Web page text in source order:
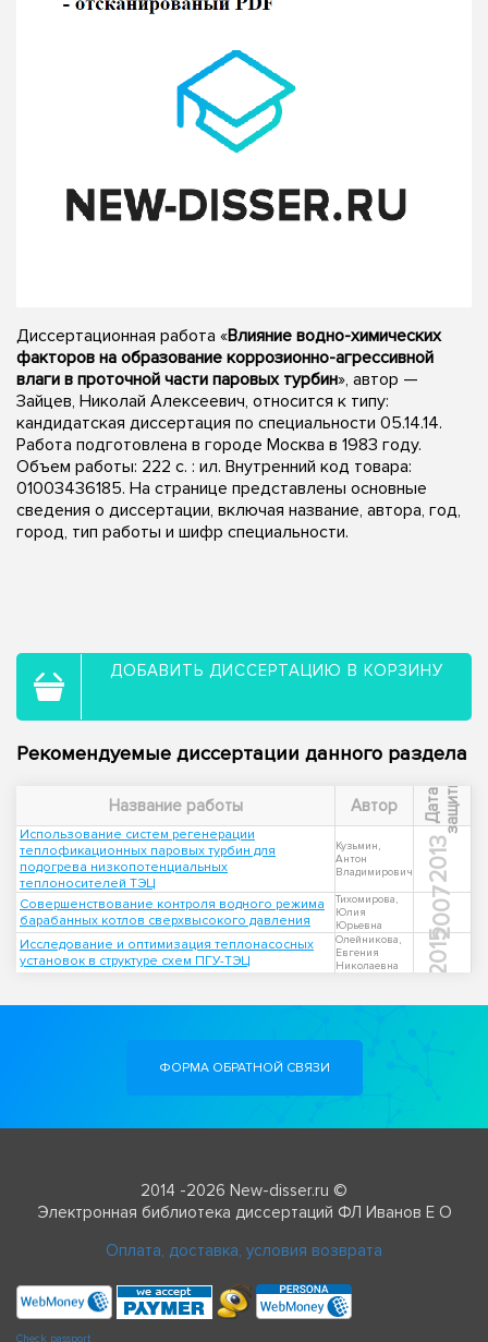
Диссертационная работа «Влияние водно-химических
факторов на образование коррозионно-агрессивной
влаги в проточной части паровых турбин», автор —
Зайцев, Николай Алексеевич, относится к типу:
кандидатская диссертация по специальности 05.14.14.
Работа подготовлена в городе Москва в 1983 году.
Объем работы: 222 c. : ил. Внутренний код товара:
01003436185. На странице представлены основные
сведения о диссертации, включая название, автора, год,
город, тип работы и шифр специальности.
ДОБАВИТЬ ДИССЕРТАЦИЮ В КОРЗИНУ
Рекомендуемые диссертации данного раздела
Название работы Автор Д
а
т
а
з
а
щ
и
т ы
Использование систем регенерации
теплофикационных паровых турбин для
подогрева низкопотенциальных
теплоносителей ТЭЦ
Кузьмин,
Антон
Владимирович
2013
Совершенствование контроля водного режима
барабанных котлов сверхвысокого давления
Тихомирова,
Юлия
Юрьевна
2007
Исследование и оптимизация теплонасосных
установок в структуре схем ПГУ-ТЭЦ
Олейникова,
Евгения
Николаевна
2015
ФОРМА ОБРАТНОЙ СВЯЗИ
2014 -2026 New-disser.ru ©
Электронная библиотека диссертаций ФЛ Иванов Е О
Оплата, доставка, условия возврата
Check passport